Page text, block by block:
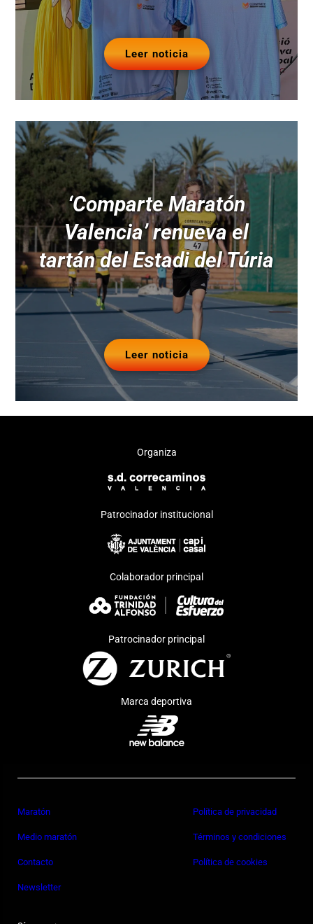
Leer noticia
‘Comparte Maratón
Valencia’ renueva el
tartán del Estadi del Túria
Leer noticia
Organiza
Patrocinador institucional
Colaborador principal
Patrocinador principal
Marca deportiva
Maratón
Medio maratón
Contacto
Newsletter
Política de privacidad
Términos y condiciones
Política de cookies